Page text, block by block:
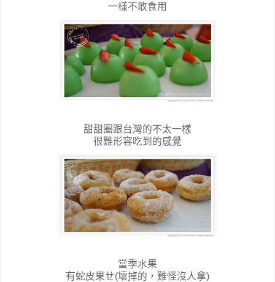
一樣不敢食用
甜甜圈跟台灣的不太一樣
很難形容吃到的感覺
當季水果
有蛇皮果ㄝ(壞掉的，難怪沒人拿)